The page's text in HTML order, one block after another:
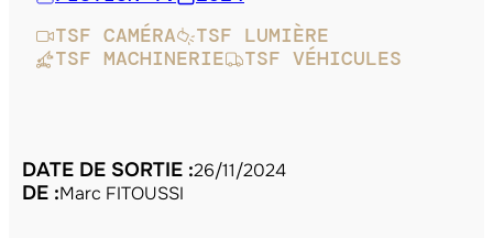
TSF CAMÉRA
TSF LUMIÈRE
TSF MACHINERIE
TSF VÉHICULES
DATE DE SORTIE :26/11/2024
DE :Marc FITOUSSI